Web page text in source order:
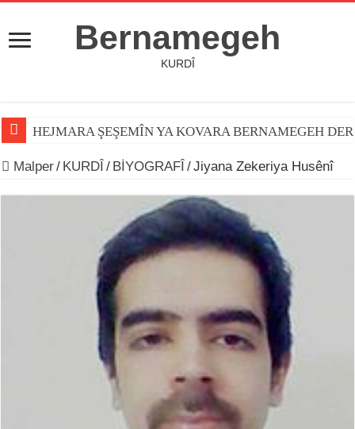
Bernamegeh
KURDÎ
HEJMARA ŞEŞEMÎN YA KOVARA BERNAMEGEH
Malper/ KURDÎ / BİYOGRAFÎ /Jiyana Zekeriya Husênî